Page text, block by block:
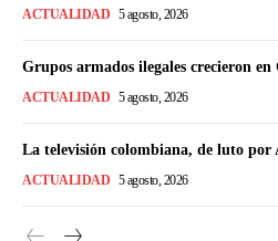
ACTUALIDAD 5 agosto, 2026
Grupos armados ilegales crecieron en
ACTUALIDAD 5 agosto, 2026
La televisión colombiana, de luto por
ACTUALIDAD 5 agosto, 2026